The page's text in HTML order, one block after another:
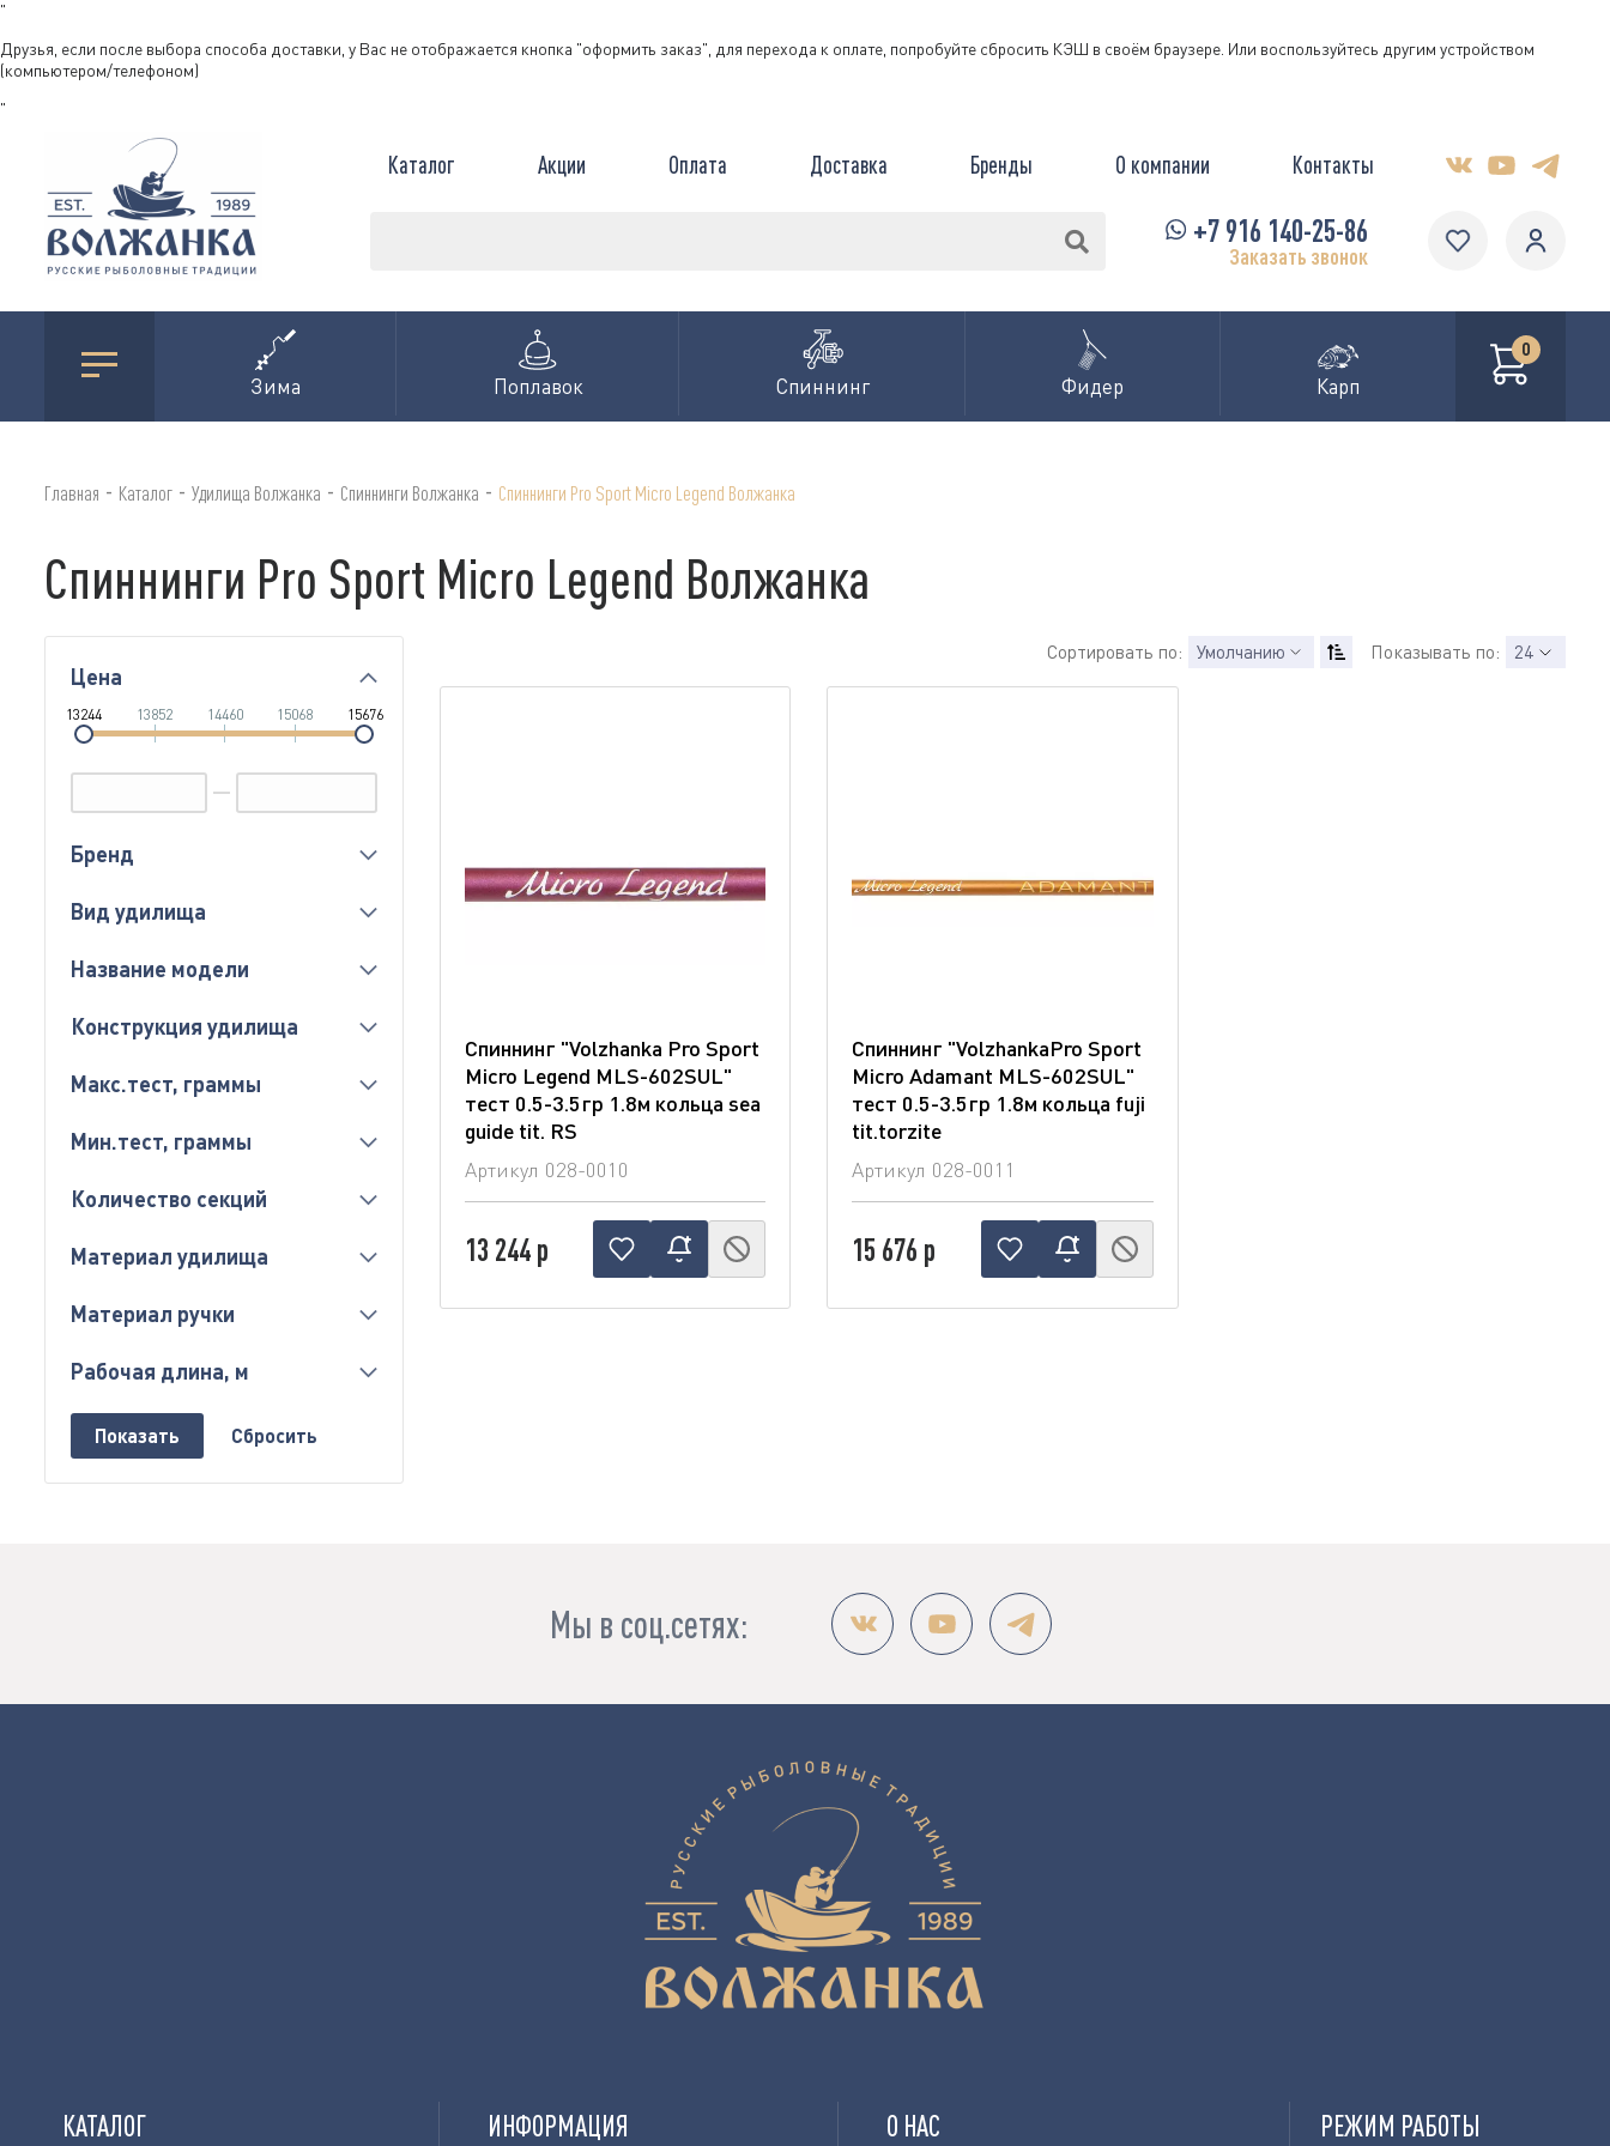
"
Друзья, если после выбора способа доставки, у Вас не отображается кнопка "оформить заказ", для перехода к оплате, попробуйте сбросить КЭШ в своём браузере. Или воспользуйтесь другим устройством
(компьютером/телефоном)
"
Каталог Акции Оплата Доставка Бренды О компании Контакты
+7 916 140-25-86
Заказать звонок
Зима Поплавок Спиннинг Фидер Карп
0
Главная - Каталог - Удилища Волжанка - Спиннинги Волжанка - Спиннинги Pro Sport Micro Legend Волжанка
Спиннинги Pro Sport Micro Legend Волжанка
Цена
13244 13852 14460 15068 15676
Бренд
Вид удилища
Название модели
Конструкция удилища
Макс.тест, граммы
Мин.тест, граммы
Количество секций
Материал удилища
Материал ручки
Рабочая длина, м
Сортировать по: Умолчанию Показывать по: 24
Спиннинг "Volzhanka Pro Sport
Micro Legend MLS-602SUL"
тест 0.5-3.5гр 1.8м кольца sea
guide tit. RS
Артикул 028-0010
13 244 р
Спиннинг "VolzhankaPro Sport
Micro Adamant MLS-602SUL"
тест 0.5-3.5гр 1.8м кольца fuji
tit.torzite
Артикул 028-0011
15 676 р
Мы в соц.сетях:
КАТАЛОГ ИНФОРМАЦИЯ О НАС РЕЖИМ РАБОТЫ